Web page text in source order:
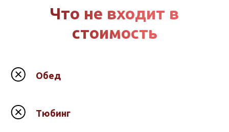
Что не входит в
стоимость
Обед
Тюбинг